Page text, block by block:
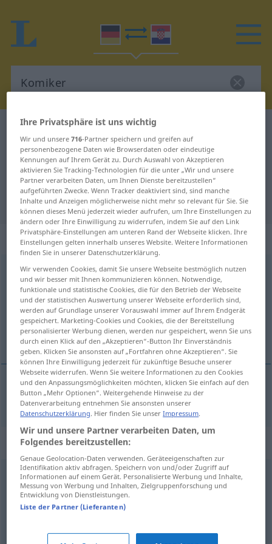
Deutsch-Kroatisch Wörterbuch
Deutsch-Kroatisch Übersetzung für
"Komiker"
"Komiker" Kroatisch Übersetzung
„Komiker“: Maskulinum
Komikerm <-s ;Komiker>Komikerinf<Komikerin;-innen
Übersicht aller Übersetzungen
(Für mehr Details die Übersetzung anklicken/antippen)
komičar, komičarka
komičar, komičarka f Komiker
Synonyme für "Komiker"
(komischer) Vogel (abwertend),Clown (abfällig)
Wicht
Ihre Privatsphäre ist uns wichtig
Wir und unsere716-Partner speichern und greifen auf
personenbezogene Daten wie Browserdaten oder eindeutige
Kennungen auf Ihrem Gerät zu. Durch Auswahl von Akzeptieren
aktivieren Sie Tracking-Technologien für die unter „Wir und unsere
Partner verarbeiten Daten, um Ihnen Dienste bereitzustellen“
aufgeführten Zwecke. Wenn Tracker deaktiviert sind, sind manche
Inhalte und Anzeigen möglicherweise nicht mehr so relevant für Sie. Sie
können dieses Menü jederzeit wieder aufrufen, um Ihre Einstellungen zu
ändern oder Ihre Einwilligung zu widerrufen, indem Sie auf den Link
Privatsphäre-Einstellungen am unteren Rand der Webseite klicken. Ihre
Einstellungen gelten innerhalb unseres Website. Weitere Informationen
finden Sie in unserer Datenschutzerklärung.
Wir verwenden Cookies, damit Sie unsere Webseite bestmöglich nutzen
und wir besser mit Ihnen kommunizieren können. Notwendige,
funktionale und statistische Cookies, die für den Betrieb der Webseite
und der statistischen Auswertung unserer Webseite erforderlich sind,
werden auf Grundlage unserer Vorauswahl immer auf Ihrem Endgerät
gespeichert. Marketing-Cookies und Cookies, die der Bereitstellung
personalisierter Werbung dienen, werden nur gespeichert, wenn Sie uns
durch einen Klick auf den „Akzeptieren“-Button Ihr Einverständnis
geben. Klicken Sie ansonsten auf „Fortfahren ohne Akzeptieren“. Sie
können Ihre Einwilligung jederzeit für zukünftige Besuche unserer
Webseite widerrufen. Wenn Sie weitere Informationen zu den Cookies
und den Anpassungsmöglichkeiten möchten, klicken Sie einfach auf den
Button „Mehr Optionen“. Weitergehende Hinweise zu der
Datenverarbeitung entnehmen Sie ansonsten unserer
Datenschutzerklärung. Hier finden Sie unserImpressum.
Wir und unsere Partner verarbeiten Daten, um
Folgendes bereitzustellen:
Genaue Geolocation-Daten verwenden. Geräteeigenschaften zur
Identifikation aktiv abfragen. Speichern von und/oder Zugriff auf
Informationen auf einem Gerät. Personalisierte Werbung und Inhalte,
Messung von Werbung und Inhalten, Zielgruppenforschung und
Entwicklung von Dienstleistungen.
Liste der Partner (Lieferanten)